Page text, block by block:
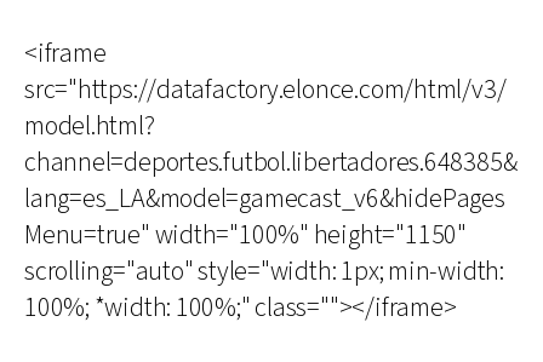
<iframe
src="https://datafactory.elonce.com/html/v3/
model.html?
channel=deportes.futbol.libertadores.648385&
lang=es_LA&model=gamecast_v6&hidePages
Menu=true" width="100%" height="1150"
scrolling="auto" style="width: 1px; min-width:
100%; *width: 100%;" class=""></iframe>